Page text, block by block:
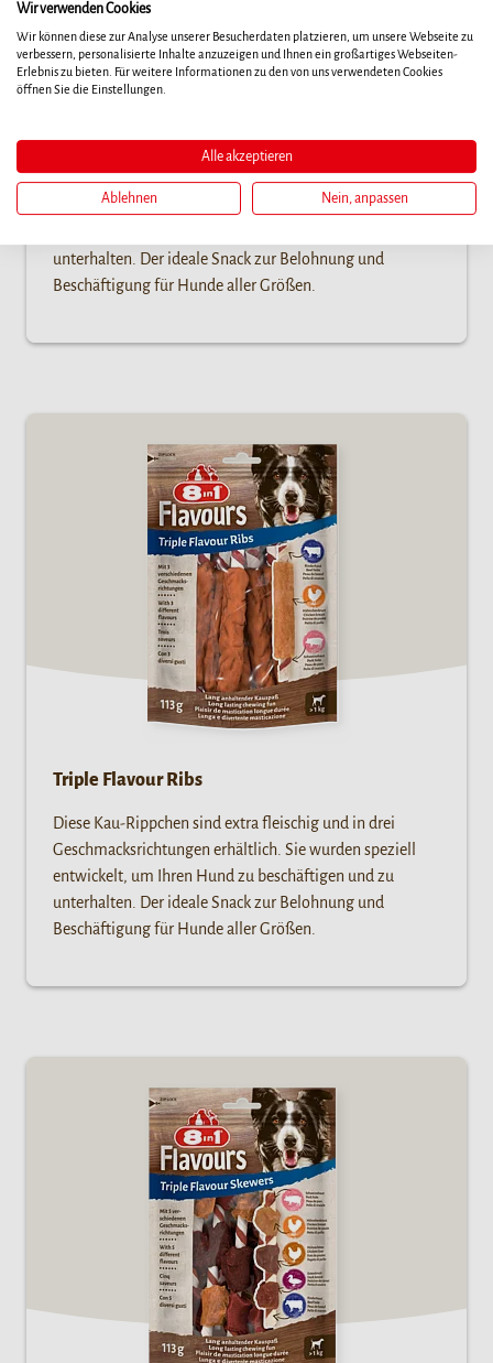
Triple Flavour Wings
Diese Kau-Flügel sind extra fleischig und in drei
Geschmacksrichtungen erhältlich. Sie wurden speziell
unterhalten. Der ideale Snack zur Belohnung und
Beschäftigung für Hunde aller Größen.
Triple Flavour Ribs
Diese Kau-Rippchen sind extra fleischig und in drei
Geschmacksrichtungen erhältlich. Sie wurden speziell
entwickelt, um Ihren Hund zu beschäftigen und zu
unterhalten. Der ideale Snack zur Belohnung und
Beschäftigung für Hunde aller Größen.
Wir verwenden Cookies
Wir können diese zur Analyse unserer Besucherdaten platzieren, um unsere Webseite zu
verbessern, personalisierte Inhalte anzuzeigen und Ihnen ein großartiges Webseiten-
Erlebnis zu bieten. Für weitere Informationen zu den von uns verwendeten Cookies
öffnen Sie die Einstellungen.
Alle akzeptieren
Ablehnen Nein, anpassen